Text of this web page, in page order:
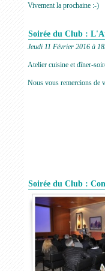
Vivement la prochaine :-)
Soirée du Club :
Jeudi 11 Février 2016 à
Atelier cuisine et dîner-
Nous vous remercions de
Soirée du Club :